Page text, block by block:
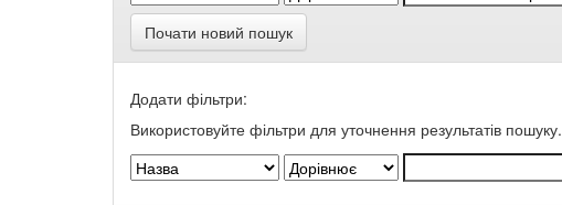
Почати новий пошук
Додати фільтри:
Використовуйте фільтри для уточнення результатів пошуку.